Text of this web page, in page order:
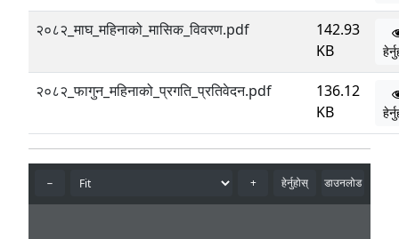
२०८२_माघ_महिनाको_मासिक_विवरण.pdf
142.93
KB
२०८२_फागुन_महिनाको_प्रगति_प्रतिवेदन.pdf
136.12
KB